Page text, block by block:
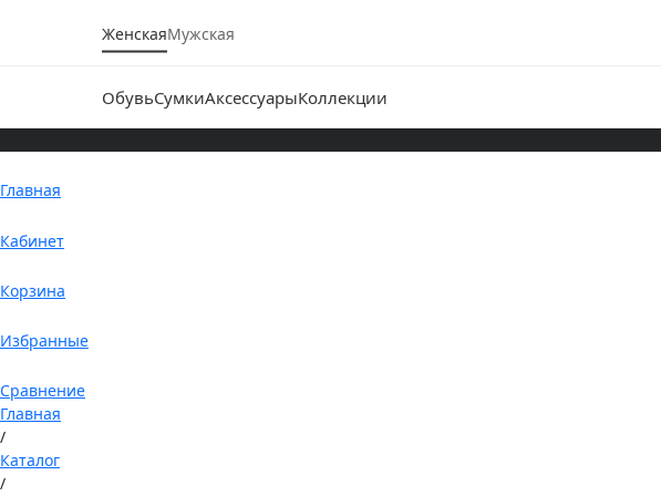
ЖенскаяМужская
ОбувьСумкиАксессуарыКоллекции
Главная
Кабинет
Корзина
Избранные
Сравнение
Главная
/
Каталог
/